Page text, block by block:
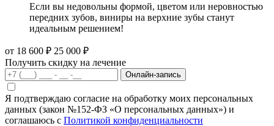
Если вы недовольны формой, цветом или неровностью
передних зубов, виниры на верхние зубы станут
идеальным решением!
от 18 600 ₽ 25 000 ₽
Получить скидку на лечение
Онлайн-запись
Я подтверждаю согласие на обработку моих персональных
данных (закон №152-ФЗ «О персональных данных») и
соглашаюсь с Политикой конфиденциальности